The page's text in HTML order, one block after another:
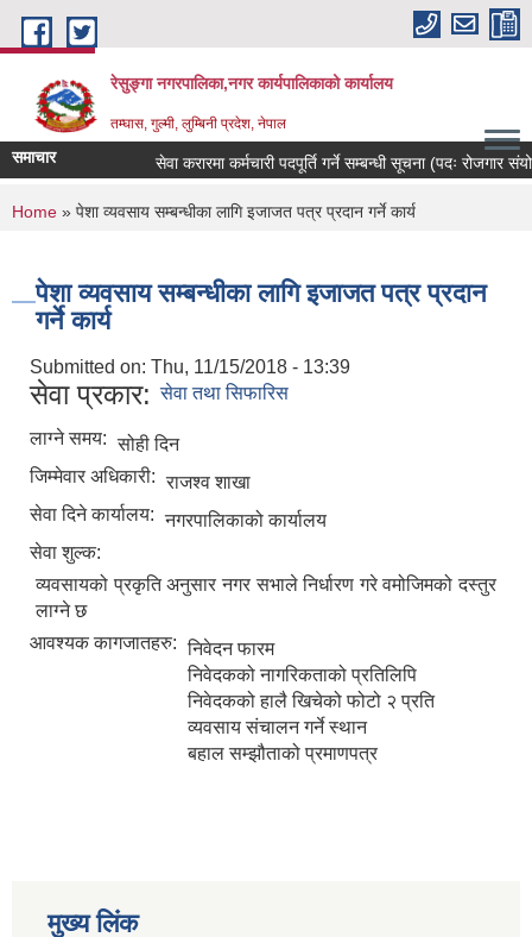
Skip to main content
रेसुङ्गा नगरपालिका,नगर कार्यपालिकाको कार्यालय
तम्घास, गुल्मी, लुम्बिनी प्रदेश, नेपाल
समाचार सेवा करारमा कर्मचारी पदपूर्ति गर्ने सम्बन्धी सूचना (पदः रोजगार
You are here
Home » पेशा व्यवसाय सम्बन्धीका लागि इजाजत पत्र प्रदान गर्ने कार्य
पेशा व्यवसाय सम्बन्धीका लागि इजाजत पत्र प्रदान
गर्ने कार्य
Submitted on: Thu, 11/15/2018 - 13:39
सेवा प्रकार: सेवा तथा सिफारिस
लाग्ने समय: सोही दिन
जिम्मेवार अधिकारी: राजश्व शाखा
सेवा दिने कार्यालय: नगरपालिकाको कार्यालय
सेवा शुल्क:
व्यवसायको प्रकृति अनुसार नगर सभाले निर्धारण गरे वमोजिमको दस्तुर
लाग्ने छ
आवश्यक कागजातहरु: निवेदन फारम
निवेदकको नागरिकताको प्रतिलिपि
निवेदकको हालै खिचेको फोटो २ प्रति
व्यवसाय संचालन गर्ने स्थान
बहाल सम्झौताको प्रमाणपत्र
मुख्य लिंक